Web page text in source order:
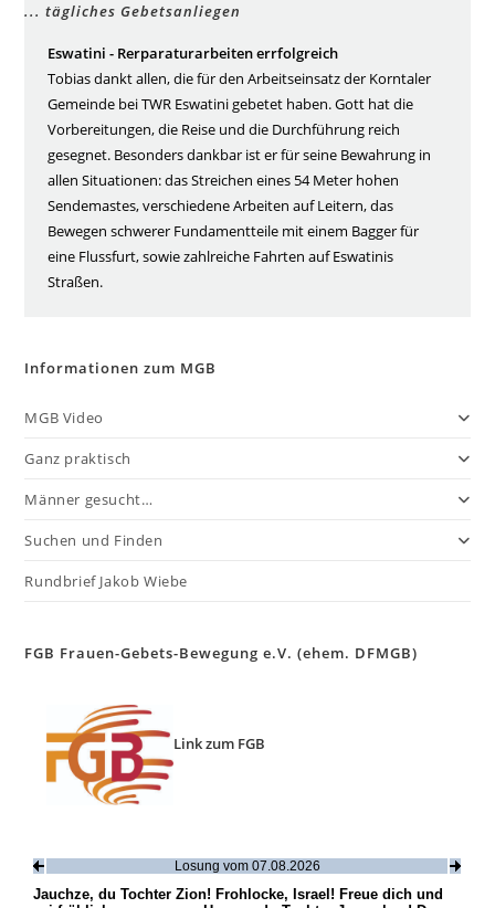
... tägliches Gebetsanliegen
Eswatini - Rerparaturarbeiten errfolgreich
Tobias dankt allen, die für den Arbeitseinsatz der Korntaler
Gemeinde bei TWR Eswatini gebetet haben. Gott hat die
Vorbereitungen, die Reise und die Durchführung reich
gesegnet. Besonders dankbar ist er für seine Bewahrung in
allen Situationen: das Streichen eines 54 Meter hohen
Sendemastes, verschiedene Arbeiten auf Leitern, das
Bewegen schwerer Fundamentteile mit einem Bagger für
eine Flussfurt, sowie zahlreiche Fahrten auf Eswatinis
Straßen.
Informationen zum MGB
MGB Video
Ganz praktisch
Männer gesucht…
Suchen und Finden
Rundbrief Jakob Wiebe
FGB Frauen-Gebets-Bewegung e.V. (ehem. DFMGB)
Link zum FGB